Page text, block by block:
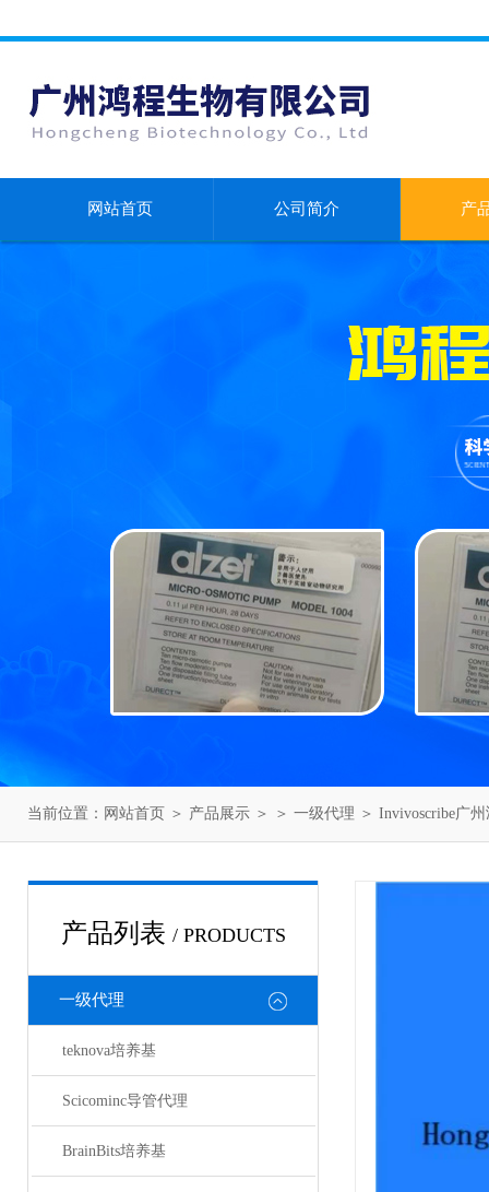
网站首页 公司简介 产
当前位置： 网站首页 ＞ 产品展示 ＞ ＞ 一级代理 ＞ Invivoscribe广
产品列表 / PRODUCTS
一级代理
teknova培养基
Scicominc导管代理
BrainBits培养基